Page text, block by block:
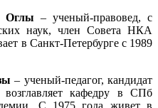
Оглы – ученый-правовед, с
наук, член Совета НКА
в Санкт-Петербурге с 1989
– ученый-педагог, кандидат
возглавляет кафедру в СПб
С 1975 года живет в